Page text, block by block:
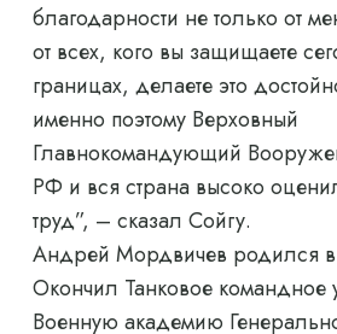
благодарности не только от
от всех, кого вы защищаете
границах, делаете это
именно поэтому Верховный
Главнокомандующий
РФ и вся страна высоко
труд”, – сказал Сойгу.
Андрей Мордвичев родился в
Окончил Танковое командное
Военную академию